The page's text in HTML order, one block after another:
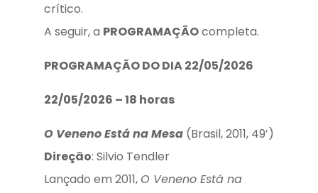
crítico.
A seguir, a PROGRAMAÇÃOcompleta.
PROGRAMAÇÃO DO DIA 22/05/2026
22/05/2026 – 18 horas
O Veneno Está na Mesa(Brasil, 2011, 49′)
Direção: Silvio Tendler
Lançado em 2011, O Veneno Está na